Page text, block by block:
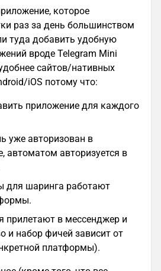
которое
раз за день большинством
туда добавить удобную
вроде Telegram Mini
сайтов/нативных
iOS потому что:
приложение для каждого
уже авторизован в
автоматом авторизуется в
для шаринга работают
прилетают в мессенджер и
и набор фичей зависит от
платформы).